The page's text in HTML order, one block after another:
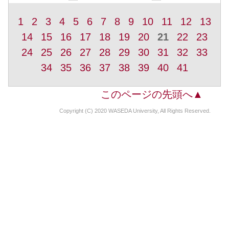
1 2 3 4 5 6 7 8 9 10 11 12
13
14
15 16 17 18 19 20 21 22
23
24
25 26 27 28 29 30 31 32
33
34
35 36 37 38 39 40 41
このページの先頭へ▲
Copyright (C) 2020 WASEDA University, All Rights Reserved.